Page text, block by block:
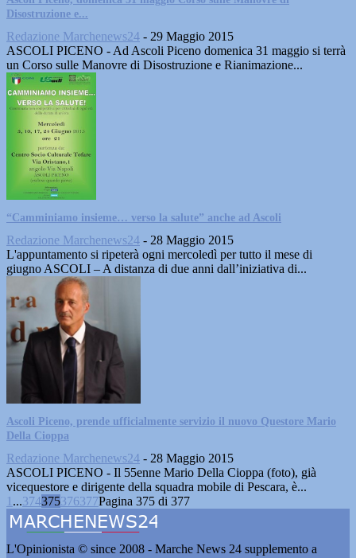
Disostruzione e...
Redazione Marchenews24 - 29 Maggio 2015
ASCOLI PICENO - Ad Ascoli Piceno domenica 31 maggio si terrà
un Corso sulle Manovre di Disostruzione e Rianimazione...
“Camminiamo insieme… verso la salute” anche ad Ascoli
Redazione Marchenews24 - 28 Maggio 2015
L'appuntamento si ripeterà ogni mercoledì per tutto il mese di
giugno ASCOLI – A distanza di due anni dall’iniziativa di...
Ascoli Piceno, prende ufficialmente servizio il nuovo Questore Mario
Della Cioppa
Redazione Marchenews24 - 28 Maggio 2015
ASCOLI PICENO - Il 55enne Mario Della Cioppa (foto), già
vicequestore e dirigente della squadra mobile di Pescara, è...
1 ...374375376377Pagina 375 di 377
L'Opinionista © since 2008 - Marche News 24 supplemento a